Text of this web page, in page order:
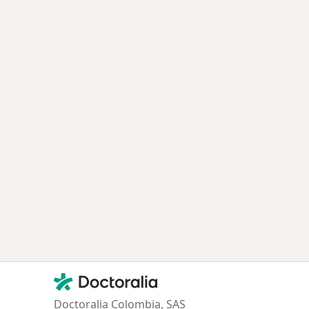
Contacto
Doctoralia - Página de inicio
Doctoralia Colombia, SAS